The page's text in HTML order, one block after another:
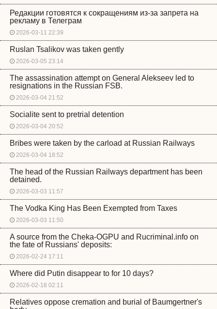
Редакции готовятся к сокращениям из-за запрета на
рекламу в Телеграм
2026-03-11 22:39
Ruslan Tsalikov was taken gently
2026-03-05 23:14
The assassination attempt on General Alekseev led to
resignations in the Russian FSB.
2026-03-04 21:52
Socialite sent to pretrial detention
2026-03-04 20:52
Bribes were taken by the carload at Russian Railways
2026-03-04 18:52
The head of the Russian Railways department has been
detained.
2026-03-03 11:57
The Vodka King Has Been Exempted from Taxes
2026-03-03 11:50
A source from the Cheka-OGPU and Rucriminal.info on
the fate of Russians' deposits:
2026-02-24 17:11
Where did Putin disappear to for 10 days?
2026-02-18 02:11
Relatives oppose cremation and burial of Baumgertner's